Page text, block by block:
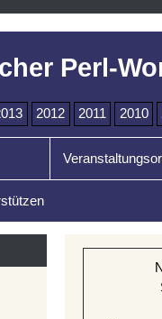
Perl-
2012 2011 2010